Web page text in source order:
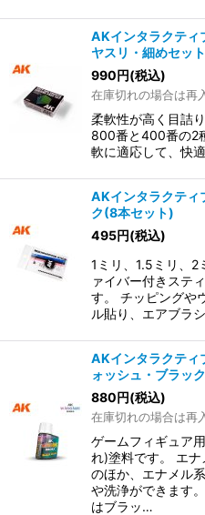
AKインタラクテ
ヤスリ・細めセット
990円(税込)
在庫切れの場合は再
柔軟性が高く目詰
800番と400番の2
軟に適応して、快
AKインタラクテ
ク(8本セット)
495円(税込)
1ミリ、1.5ミリ、2
ァイバー付きステ
す。 チッピングや
ル貼り、エアブラ
AKインタラクテ
ォッシュ・ブラック
880円(税込)
在庫切れの場合は再
ゲームフィギュア
れ)塗料です。 エ
のほか、エナメル
や洗浄ができます
はブラッ…